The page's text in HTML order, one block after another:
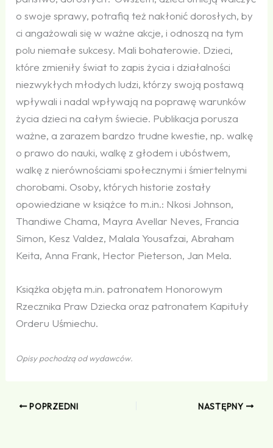
o swoje sprawy, potrafią też nakłonić dorosłych, by
ci angażowali się w ważne akcje, i odnoszą na tym
polu niemałe sukcesy. Mali bohaterowie. Dzieci,
które zmieniły świat to zapis życia i działalności
niezwykłych młodych ludzi, którzy swoją postawą
wpływali i nadal wpływają na poprawę warunków
życia dzieci na całym świecie. Publikacja porusza
ważne, a zarazem bardzo trudne kwestie, np. walkę
o prawo do nauki, walkę z głodem i ubóstwem,
walkę z nierównościami społecznymi i śmiertelnymi
chorobami. Osoby, których historie zostały
opowiedziane w książce to m.in.: Nkosi Johnson,
Thandiwe Chama, Mayra Avellar Neves, Francia
Simon, Kesz Valdez, Malala Yousafzai, Abraham
Keita, Anna Frank, Hector Pieterson, Jan Mela.
Książka objęta m.in. patronatem Honorowym
Rzecznika Praw Dziecka oraz patronatem Kapituły
Orderu Uśmiechu.
Opisy pochodzą od wydawców.
POPRZEDNI NASTĘPNY